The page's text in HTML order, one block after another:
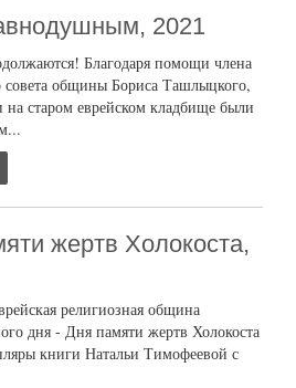
2021
Благодаря помощи члена
совета общины Бориса Ташлыцкого,
на старом еврейском кладбище были
жертв Холокоста,
религиозная община
дня - Дня памяти жертв Холокоста
книги Натальи Тимофеевой с